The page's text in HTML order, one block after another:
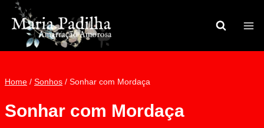
Pular
para
Conteúdo
Home / Sonhos / Sonhar com Mordaça
Sonhar com Mordaça